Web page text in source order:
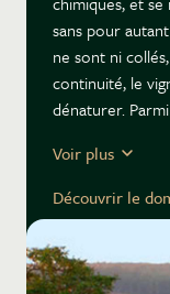
sans pour
ne sont ni
continuité, le
dénaturer.
Vergelesses 1er
couche
s'enracinent à
est toujours
village d'Aloxe,
Voir plus
Découvrir le